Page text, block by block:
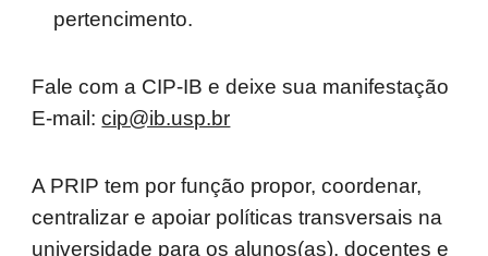
pertencimento.
Fale com a CIP-IB e deixe sua manifestação
E-mail:cip@ib.usp.br
A PRIP tem por função propor, coordenar,
centralizar e apoiar políticas transversais na
universidade para os alunos(as), docentes e